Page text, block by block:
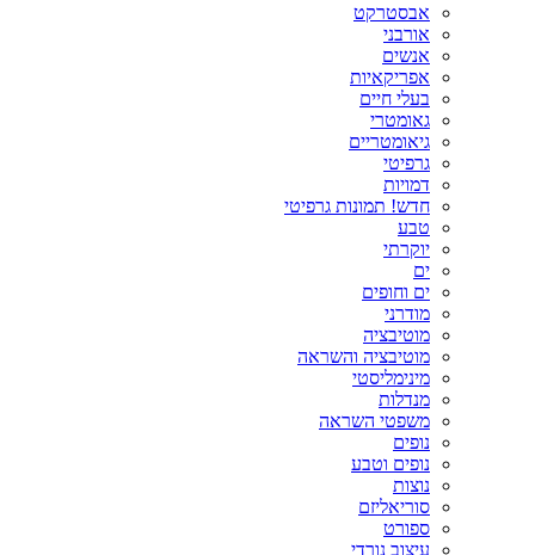
אבסטרקט
אורבני
אנשים
אפריקאיות
בעלי חיים
גאומטרי
גיאומטריים
גרפיטי
דמויות
חדש! תמונות גרפיטי
טבע
יוקרתי
ים
ים וחופים
מודרני
מוטיבציה
מוטיבציה והשראה
מינימליסטי
מנדלות
משפטי השראה
נופים
נופים וטבע
נוצות
סוריאליזם
ספורט
עיצוב נורדי